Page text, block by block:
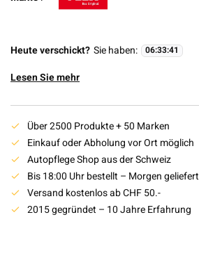
Heute verschickt? Sie haben: 06:33:41
Lesen Sie mehr
Über 2500 Produkte + 50 Marken
Einkauf oder Abholung vor Ort möglich
Autopflege Shop aus der Schweiz
Bis 18:00 Uhr bestellt – Morgen geliefert
Versand kostenlos ab CHF 50.-
2015 gegründet – 10 Jahre Erfahrung